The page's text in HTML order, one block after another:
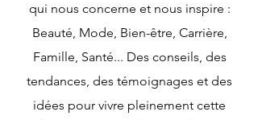
qui nous concerne et nous inspire :
Beauté, Mode, Bien-être, Carrière,
Famille, Santé... Des conseils, des
tendances, des témoignages et des
idées pour vivre pleinement cette